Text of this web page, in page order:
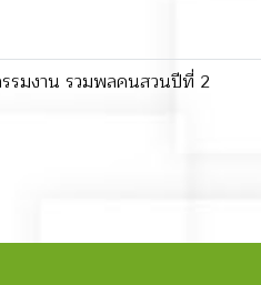
รมงาน รวมพลคนสวนปีที่ 2